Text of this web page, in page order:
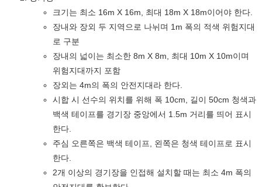
크기는 최소 16m X 16m, 최대 18m X 18m이어야 한다.
장내와 장외 두 지역으로 나뉘며 1m 폭의 적색 위험지대
로 구분
장내의 넓이는 최소한 8m X 8m, 최대 10m X 10m이며
위험지대까지 포함
장외는 4m의 폭의 안전지대라 한다.
시합 시 선수의 위치를 위해 폭 10cm, 길이 50cm 청색과
백색 테이프를 경기장 중앙에서 1.5m 거리를 띄어 표시
한다.
주심 오른쪽은 백색 테이프, 왼쪽은 청색 테이프로 표시
한다.
2개 이상의 경기장을 인접해 설치할 때는 최소 4m 폭의